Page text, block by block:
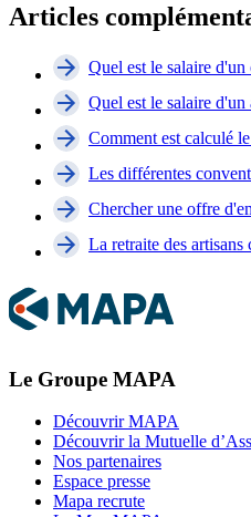
Articles
Quel est le salaire
Quel est le salaire
Comment est calculé
Les différentes
Chercher une offre
La retraite des artisans
Le Groupe MAPA
Découvrir MAPA
Découvrir la Mutuelle
Nos partenaires
Espace presse
Mapa recrute